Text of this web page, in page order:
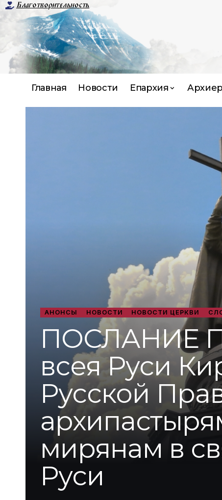
Благотворительность
Главная Новости Епархия
АНОНСЫ НОВОСТИ НОВОСТИ ЦЕРКВИ
ПОСЛАНИЕ
всея Руси
Русской
мирянам в
Руси